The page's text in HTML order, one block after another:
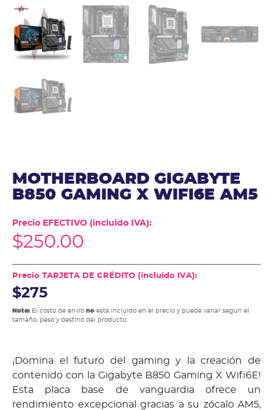
MOTHERBOARD GIGABYTE
B850 GAMING X WIFI6E AM5
Precio EFECTIVO (incluido IVA):
$250.00
Precio TARJETA DE CRÉDITO (incluido IVA):
$275
Nota: El costo de envío no está incluido en el precio y puede variar según el
tamaño, peso y destino del producto.
¡Domina el futuro del gaming y la creación de
contenido con la Gigabyte B850 Gaming X Wifi6E!
Esta placa base de vanguardia ofrece un
rendimiento excepcional gracias a su zócalo AM5,